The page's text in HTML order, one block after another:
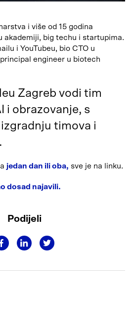
i više od 15 godina
akademiji, big techu i startupima.
i YouTubeu, bio CTO u
engineer u biotech
Zagreb vodi tim
i obrazovanje, s
timova i
jedan dan ili oba, sve je na linku.
dosad najavili.
Podijeli